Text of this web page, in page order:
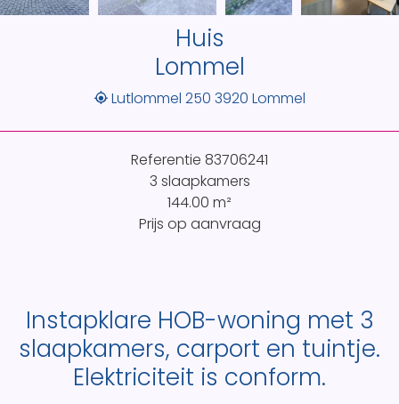
Huis
Lommel
Lutlommel 250 3920 Lommel
Referentie 83706241
3 slaapkamers
144.00 m²
Prijs op aanvraag
Instapklare HOB-woning met 3
slaapkamers, carport en tuintje.
Elektriciteit is conform.